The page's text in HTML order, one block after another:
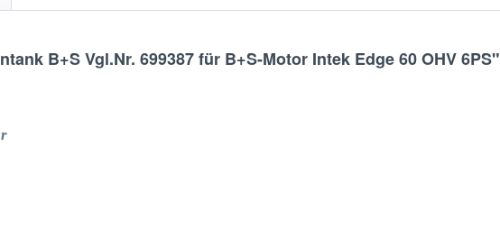
B+S Vgl.Nr. 699387 für B+S-Motor Intek Edge 60 OHV 6PS"